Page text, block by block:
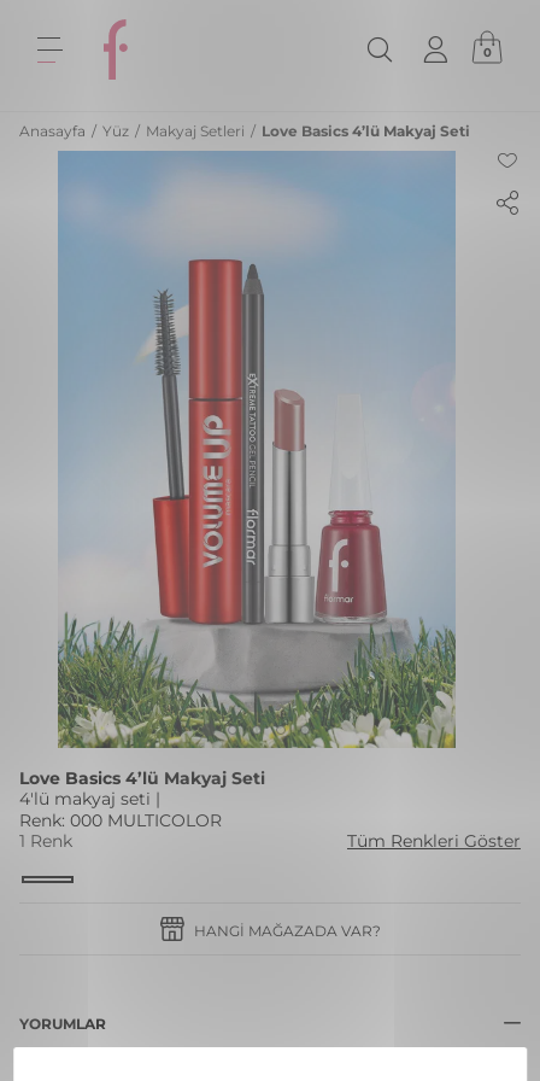
0
Anasayfa / Yüz / Makyaj Setleri / Love Basics 4’lü Makyaj Seti
Love Basics 4’lü Makyaj Seti
4'lü makyaj seti |
Renk: 000 MULTICOLOR
1 Renk
Tüm Renkleri Göster
HANGI MAĞAZADA VAR?
YORUMLAR